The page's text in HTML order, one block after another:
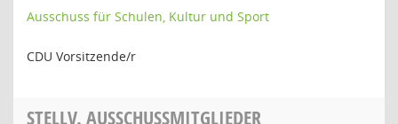
Ausschuss für Schulen, Kultur und Sport
CDU Vorsitzende/r
STELLV. AUSSCHUSSMITGLIEDER